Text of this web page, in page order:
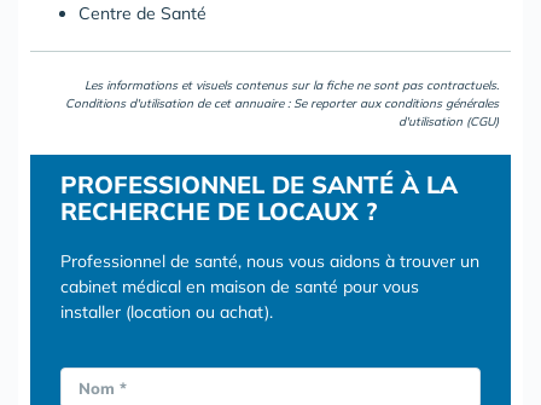
Centre de Santé
Les informations et visuels contenus sur la fiche ne sont pas contractuels.
Conditions d'utilisation de cet annuaire : Se reporter aux conditions générales
d'utilisation (CGU)
PROFESSIONNEL DE SANTÉ À LA
RECHERCHE DE LOCAUX ?
Professionnel de santé, nous vous aidons à trouver un
cabinet médical en maison de santé pour vous
installer (location ou achat).
Nom *